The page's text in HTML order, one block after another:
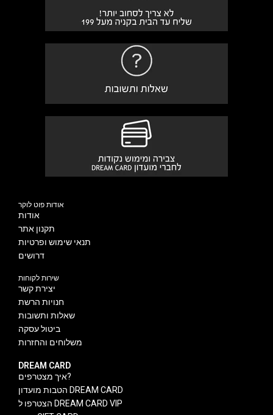
אודות פוט לוקר
אודות
תקנון אתר
תנאי שימוש ופרטיות
דרושים
שירות לקוחות
יצירת קשר
חנויות הרשת
שאלות ותשובות
ביטול עסקה
משלוחים והחזרות
DREAM CARD
איך מצטרפים?
הטבות מועדון DREAM CARD
הצטרפו ל DREAM CARD VIP